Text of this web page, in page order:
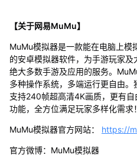
【关于网易MuMu】
MuMu模拟器是一款能在电脑上模
的安卓模拟器软件，为手游玩家
绝大多数手游及应用的服务。
多种操作系统，多端运行更自由。
支持240帧超高清4K画质，更有
功能，全方位满足玩家多样化需求！
MuMu模拟器官方网站： https://
官方微博：MuMu模拟器